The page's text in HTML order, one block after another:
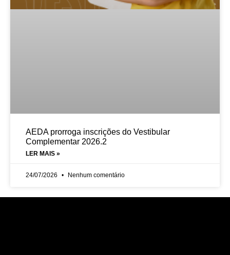
AEDA prorroga inscrições do Vestibular
Complementar 2026.2
LER MAIS »
24/07/2026 Nenhum comentário